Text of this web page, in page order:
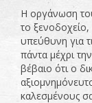
Η οργάνωση
το ξενοδοχείο,
υπεύθυνη για
πάντα μέχρι
βέβαιο ότι ο
καλεσμένους